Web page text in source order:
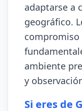
adaptarse a
geográfico.
ambiente
y
Si eres de